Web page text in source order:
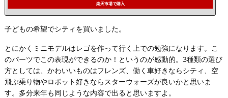
楽天市場で購入
子どもの希望でシティを買いました。
とにかくミニモデルはレゴを作って行く上での勉強になります。こ
のパーツでこの表現ができるのか！というのが感動的。3種類の選び
方としては、かわいいものはフレンズ、働く車好きならシティ、空
飛ぶ乗り物やロボット好きならスターウォーズが良いかと思いま
す。多分来年も同じような内容で出ると思いますよ。